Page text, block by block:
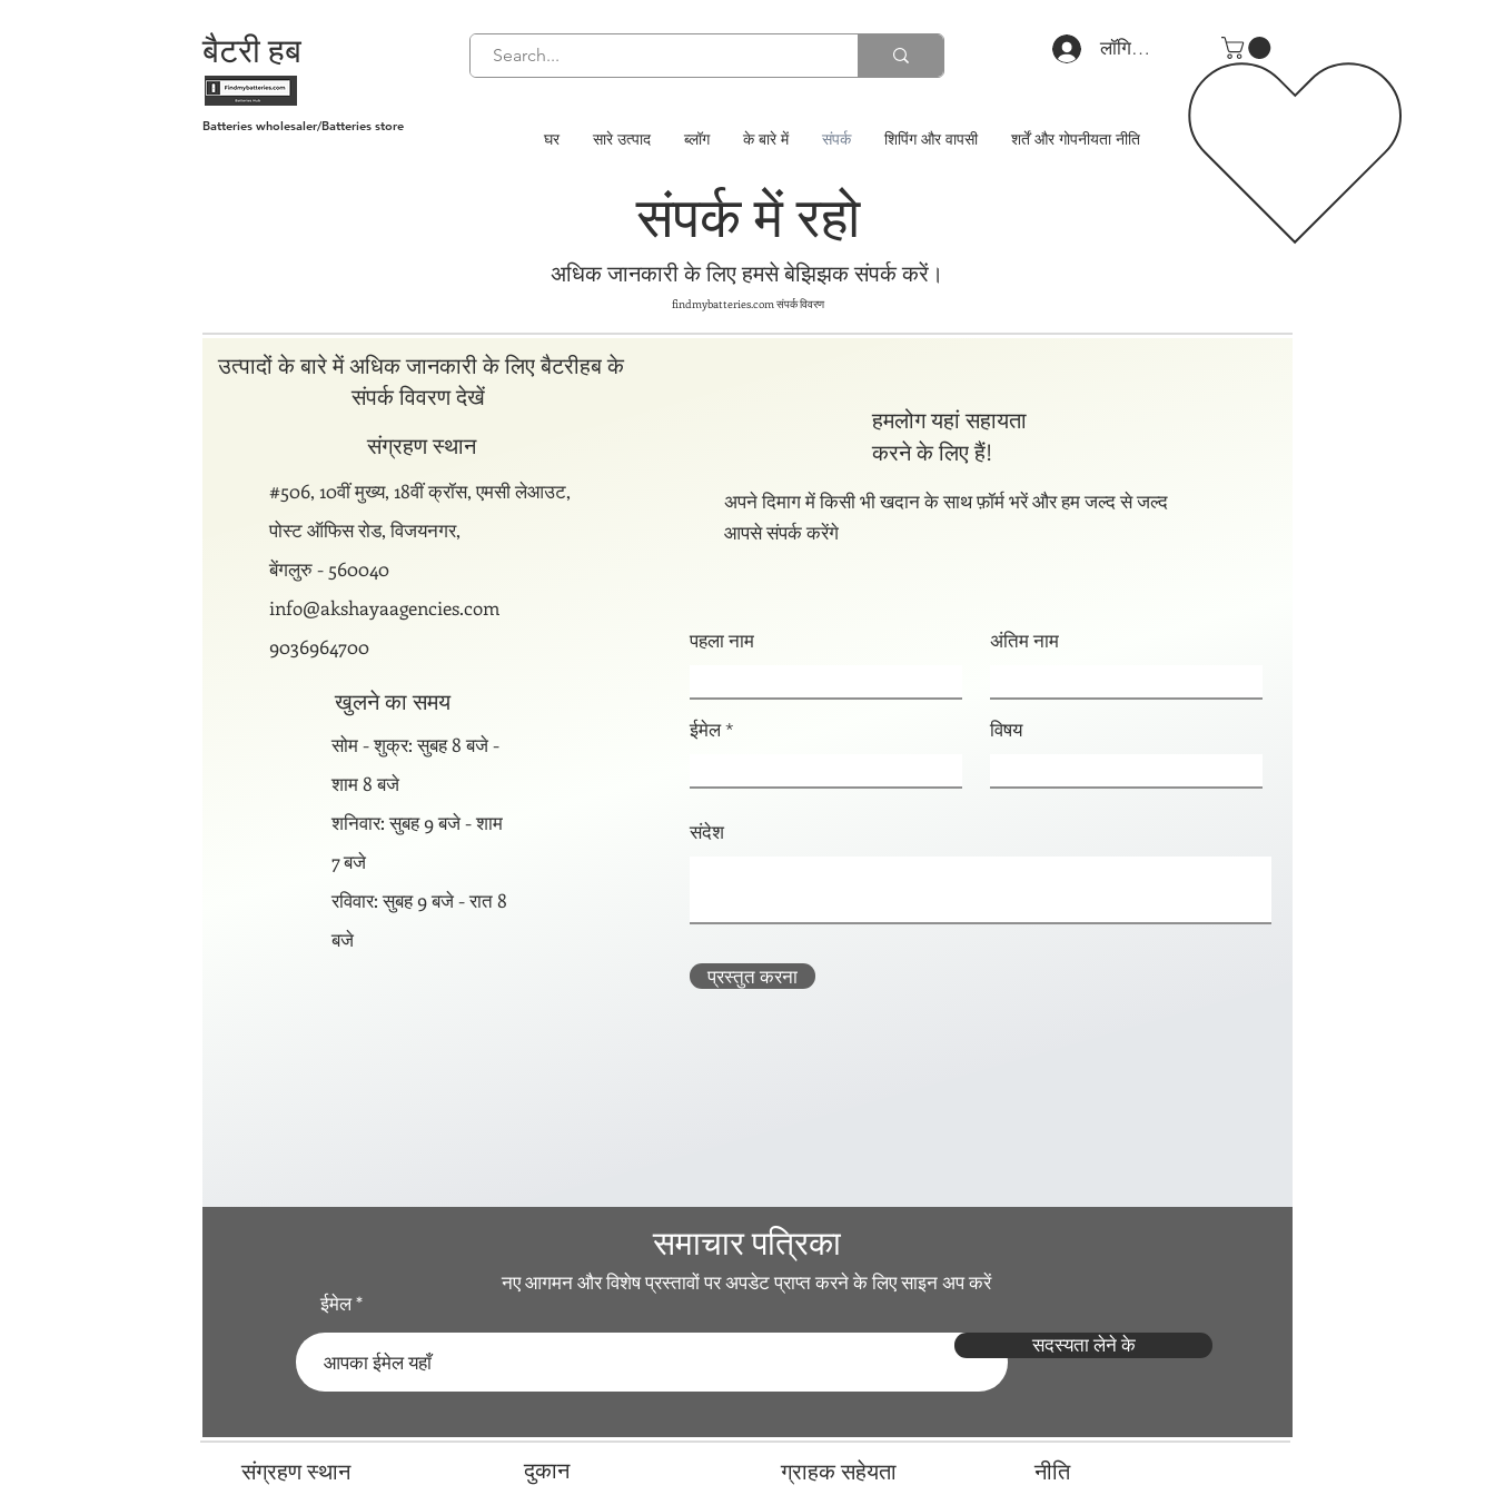
बैटरी हब लॉगिन करें
घर सारे उत्पाद ब्लॉग के बारे में संपर्क शिपिंग और वापसी शर्तें और गोपनीयता नीति
Batteries wholesaler/Batteries store
संपर्क में रहो
अधिक जानकारी के लिए हमसे बेझिझक संपर्क करें।
findmybatteries.com संपर्क विवरण
उत्पादों के बारे में अधिक जानकारी के लिए बैटरीहब के
संपर्क विवरण देखें
संग्रहण स्थान
#506, 10वीं मुख्य, 18वीं क्रॉस, एमसी लेआउट,
पोस्ट ऑफिस रोड, विजयनगर,
बेंगलुरु - 560040
info@akshayaagencies.com
9036964700
खुलने का समय
सोम - शुक्र: सुबह 8 बजे -
शाम 8 बजे
शनिवार: सुबह 9 बजे - शाम
7 बजे
रविवार: सुबह 9 बजे - रात 8
बजे
हमलोग यहां सहायता
करने के लिए हैं!
अपने दिमाग में किसी भी खदान के साथ फ़ॉर्म भरें और हम जल्द से जल्द
आपसे संपर्क करेंगे
पहला नाम अंतिम नाम
ईमेल विषय
संदेश
प्रस्तुत करना
समाचार पत्रिका
नए आगमन और विशेष प्रस्तावों पर अपडेट प्राप्त करने के लिए साइन अप करें
ईमेल
सदस्यता लेने के
संग्रहण स्थान दुकान ग्राहक सहेयता नीति